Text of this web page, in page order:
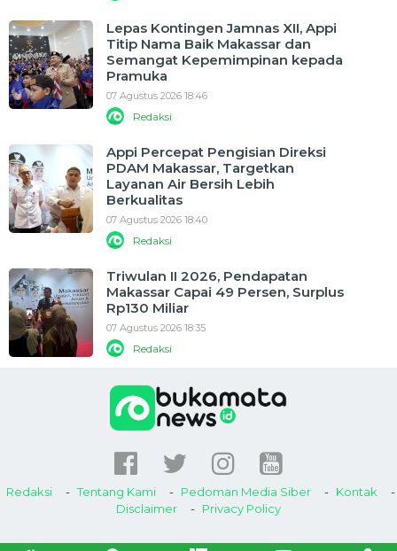
Lepas Kontingen Jamnas XII, Appi
Titip Nama Baik Makassar dan
Semangat Kepemimpinan kepada
Pramuka
07 Agustus 2026 18:46
Redaksi
Appi Percepat Pengisian Direksi
PDAM Makassar, Targetkan
Layanan Air Bersih Lebih
Berkualitas
07 Agustus 2026 18:40
Redaksi
Triwulan II 2026, Pendapatan
Makassar Capai 49 Persen, Surplus
Rp130 Miliar
07 Agustus 2026 18:35
Redaksi
Redaksi Tentang Kami Pedoman Media Siber
Kontak
Disclaimer
Privacy Policy